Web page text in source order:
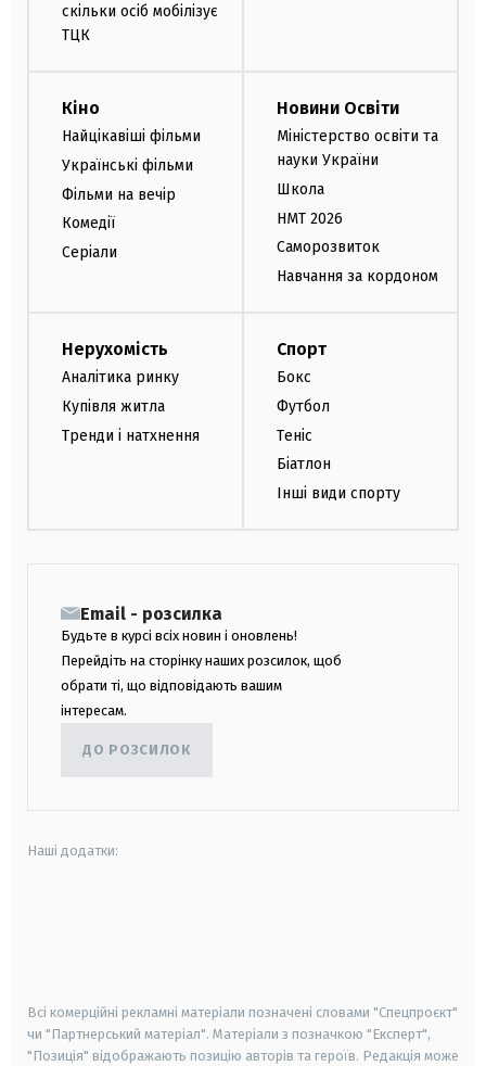
скільки осіб мобілізує
ТЦК
Кіно
Найцікавіші фільми
Українські фільми
Фільми на вечір
Комедії
Серіали
Новини Освіти
Міністерство освіти та
науки України
Школа
НМТ 2026
Саморозвиток
Навчання за кордоном
Нерухомість
Аналітика ринку
Купівля житла
Тренди і натхнення
Спорт
Бокс
Футбол
Теніс
Біатлон
Інші види спорту
Email - розсилка
Будьте в курсі всіх новин і оновлень!
Перейдіть на сторінку наших розсилок, щоб
обрати ті, що відповідають вашим
інтересам.
ДО РОЗСИЛОК
Наші додатки:
Всі комерційні рекламні матеріали позначені словами "Спецпроєкт"
чи "Партнерський матеріал". Матеріали з позначкою "Експерт",
"Позиція" відображають позицію авторів та героїв. Редакція може